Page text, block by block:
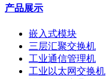
产品展示
嵌入式模块
三层汇聚交换机
工业通信管理机
工业以太网交换机